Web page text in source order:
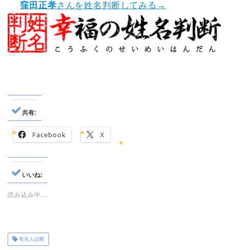
窪田正孝さんを姓名判断してみる→
共有:
Facebook X
いいね:
読み込み中…
有名人診断